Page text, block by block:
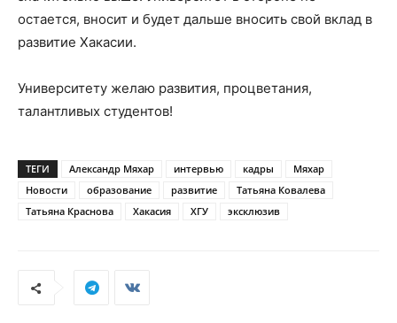
остается, вносит и будет дальше вносить свой вклад в
развитие Хакасии.
Университету желаю развития, процветания,
талантливых студентов!
ТЕГИ Александр Мяхар интервью кадры
Мяхар
Новости
образование развитие
Татьяна Ковалева
Татьяна Краснова
Хакасия ХГУ эксклюзив